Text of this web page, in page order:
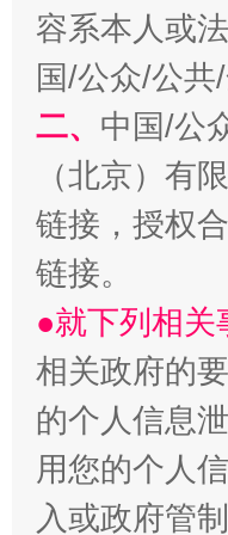
站台名比不上
容系本人或
国/公众/公
二、 中国/公
（北京）有
链接，授权
链接。
●就下列相
相关政府的
的个人信息泄
用您的个人
入或政府管